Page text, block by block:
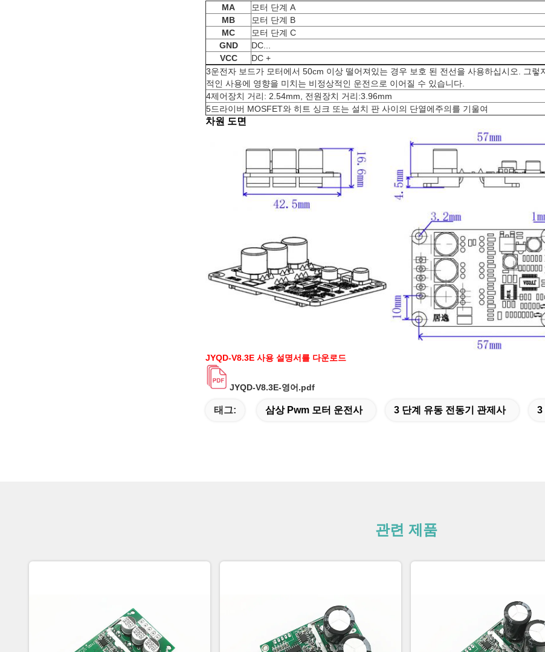
MA
모터 단계 A
MB
모터 단계 B
MC
모터 단계 C
GND
DC...
VCC
DC +
3운전자 보드가 모터에서 50cm 이상 떨어져있는 경우 보호 된 전선을 사용하십시오. 그렇
적인 사용에 영향을 미치는 비정상적인 운전으로 이어질 수 있습니다.
4제어장치 거리: 2.54mm, 전원장치 거리:3.96mm
5드라이버 MOSFET와 히트 싱크 또는 설치 판 사이의 단열에주의를 기울여
차원 도면
JYQD-V8.3E 사용 설명서를 다운로드
JYQD-V8.3E-영어.pdf
태그: 삼상 Pwm 모터 운전사 3 단계 유동 전동기 관제사 3
관련 제품